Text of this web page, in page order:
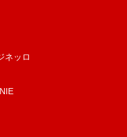
ネッロ